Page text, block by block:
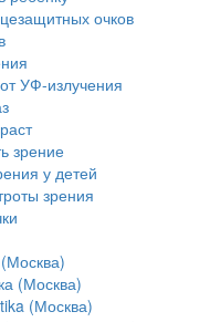
очков
УФ-излучения
зрение
у детей
зрения
(Москва)
(Москва)